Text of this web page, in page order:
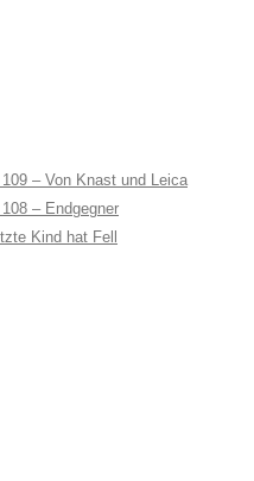
– Von Knast und Leica
– Endgegner
Kind hat Fell